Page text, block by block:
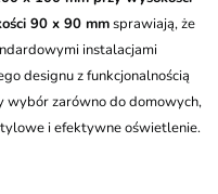
90 x 90 mmsprawiają, że
instalacjami
designu z funkcjonalnością
wybór zarówno do domowych,
i efektywne oświetlenie.